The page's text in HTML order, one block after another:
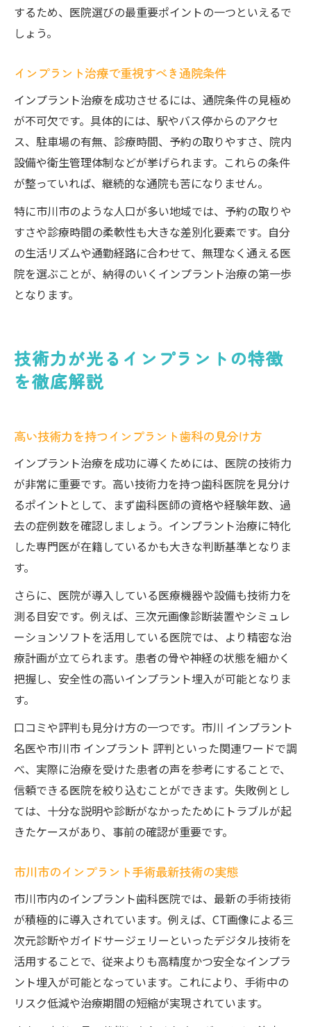
するため、医院選びの最重要ポイントの一つといえるで
しょう。
インプラント治療で重視すべき通院条件
インプラント治療を成功させるには、通院条件の見極め
が不可欠です。具体的には、駅やバス停からのアクセ
ス、駐車場の有無、診療時間、予約の取りやすさ、院内
設備や衛生管理体制などが挙げられます。これらの条件
が整っていれば、継続的な通院も苦になりません。
特に市川市のような人口が多い地域では、予約の取りや
すさや診療時間の柔軟性も大きな差別化要素です。自分
の生活リズムや通勤経路に合わせて、無理なく通える医
院を選ぶことが、納得のいくインプラント治療の第一歩
となります。
技術力が光るインプラントの特徴
を徹底解説
高い技術力を持つインプラント歯科の見分け方
インプラント治療を成功に導くためには、医院の技術力
が非常に重要です。高い技術力を持つ歯科医院を見分け
るポイントとして、まず歯科医師の資格や経験年数、過
去の症例数を確認しましょう。インプラント治療に特化
した専門医が在籍しているかも大きな判断基準となりま
す。
さらに、医院が導入している医療機器や設備も技術力を
測る目安です。例えば、三次元画像診断装置やシミュレ
ーションソフトを活用している医院では、より精密な治
療計画が立てられます。患者の骨や神経の状態を細かく
把握し、安全性の高いインプラント埋入が可能となりま
す。
口コミや評判も見分け方の一つです。市川 インプラント
名医や市川市 インプラント 評判といった関連ワードで調
べ、実際に治療を受けた患者の声を参考にすることで、
信頼できる医院を絞り込むことができます。失敗例とし
ては、十分な説明や診断がなかったためにトラブルが起
きたケースがあり、事前の確認が重要です。
市川市のインプラント手術最新技術の実態
市川市内のインプラント歯科医院では、最新の手術技術
が積極的に導入されています。例えば、CT画像による三
次元診断やガイドサージェリーといったデジタル技術を
活用することで、従来よりも高精度かつ安全なインプラ
ント埋入が可能となっています。これにより、手術中の
リスク低減や治療期間の短縮が実現されています。